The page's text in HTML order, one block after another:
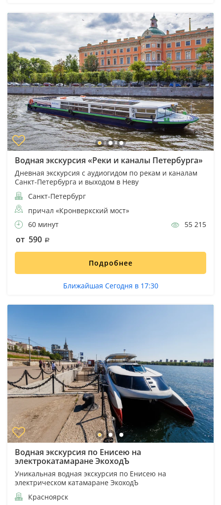
Водная экскурсия «Реки и каналы Петербурга»
Дневная экскурсия с аудиогидом по рекам и каналам
Санкт-Петербурга и выходом в Неву
Санкт-Петербург
причал «Кронверкский мост»
60 минут
55 215
от 590
Подробнее
Ближайшая Сегодня в 17:30
Водная экскурсия по Енисею на
электрокатамаране ЭкоходЪ
Уникальная водная экскурсия по Енисею на
электрическом катамаране ЭкоходЪ
Красноярск